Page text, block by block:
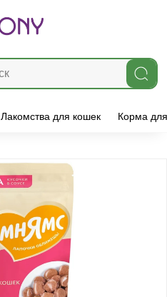
Лакомства для кошек Корма